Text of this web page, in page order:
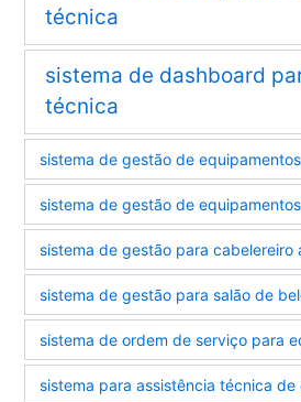
técnica
sistema de dashboard
técnica
sistema de gestão de equipamentos
sistema de gestão de
sistema de gestão para cabelereiro
sistema de gestão para salão de
sistema de ordem de serviço para
sistema para assistência técnica de